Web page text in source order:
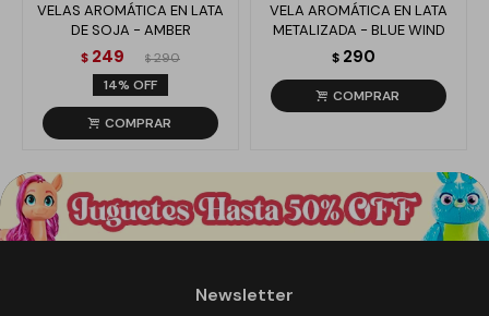
VELAS AROMÁTICA EN LATA
DE SOJA - AMBER
$ 249 $ 290
14
VELA AROMÁTICA EN LATA
METALIZADA - BLUE WIND
$ 290
Newsletter